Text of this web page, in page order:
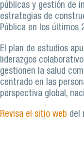
públicas y gestión de
estrategias de
Pública en los últimos
El plan de estudios
liderazgos
gestionen la salud
centrado en las
perspectiva global,
Revisa el sitio web del